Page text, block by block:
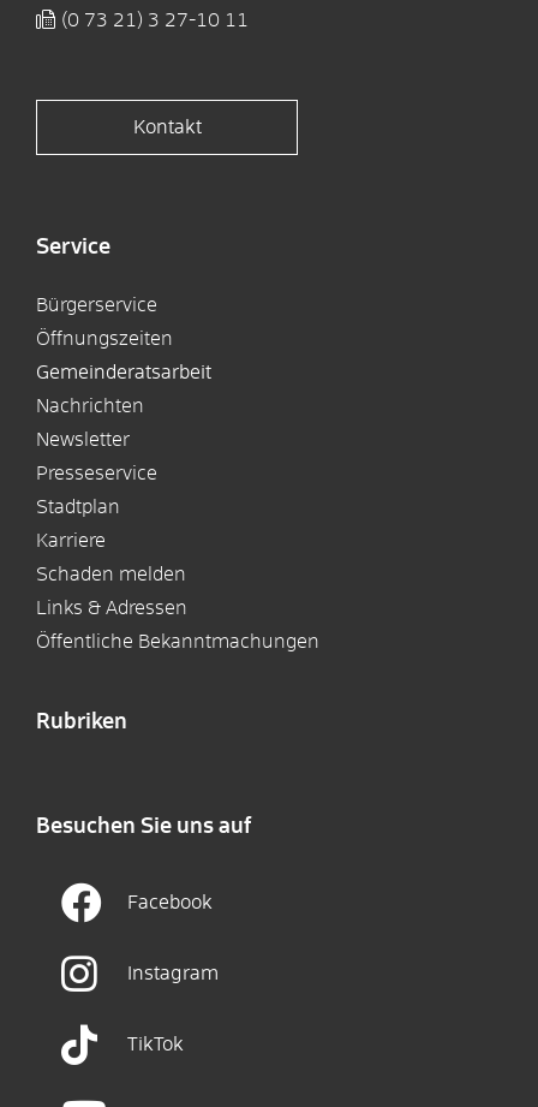
(0 73 21) 3 27-10 11
Kontakt
Service
Bürgerservice
Öffnungszeiten
Gemeinderatsarbeit
Nachrichten
Newsletter
Presseservice
Stadtplan
Karriere
Schaden melden
Links & Adressen
Öffentliche Bekanntmachungen
Rubriken
Besuchen Sie uns auf
Facebook
Instagram
TikTok